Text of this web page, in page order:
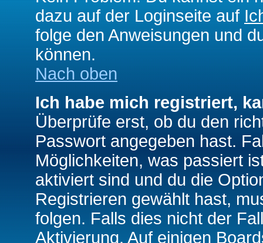
dazu auf der Loginseite auf
folge den Anweisungen und
können.
Nach oben
Ich habe mich registriert,
Überprüfe erst, ob du den
Passwort angegeben hast.
Möglichkeiten, was passiert
aktiviert sind und du die
Registrieren gewählt hast,
folgen. Falls dies nicht der
Aktivierung. Auf einigen